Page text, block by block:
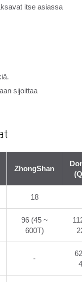
itse asiassa
sijoittaa
ZhongShan
18
96 (45 ~
600T)
-